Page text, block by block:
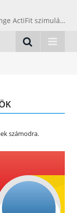
(negatív) Élményeim a PLAYSEAT Challenge ActiFit szimulátorüléssel.
számodra.